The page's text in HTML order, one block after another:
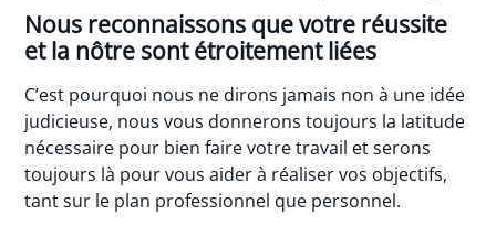
Nous reconnaissons que votre réussite
et la nôtre sont étroitement liées
C’est pourquoi nous ne dirons jamais non à une idée
judicieuse, nous vous donnerons toujours la latitude
nécessaire pour bien faire votre travail et serons
toujours là pour vous aider à réaliser vos objectifs,
tant sur le plan professionnel que personnel.